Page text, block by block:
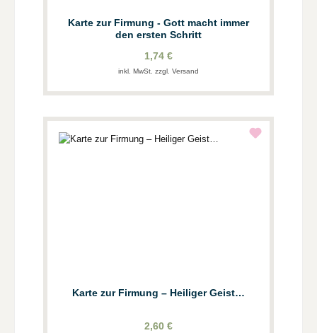
Karte zur Firmung - Gott macht immer
den ersten Schritt
1,74 €
inkl. MwSt. zzgl. Versand
Karte zur Firmung – Heiliger Geist…
2,60 €